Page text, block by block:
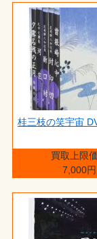
桂三枝の笑宇宙
買取上限
7,000円